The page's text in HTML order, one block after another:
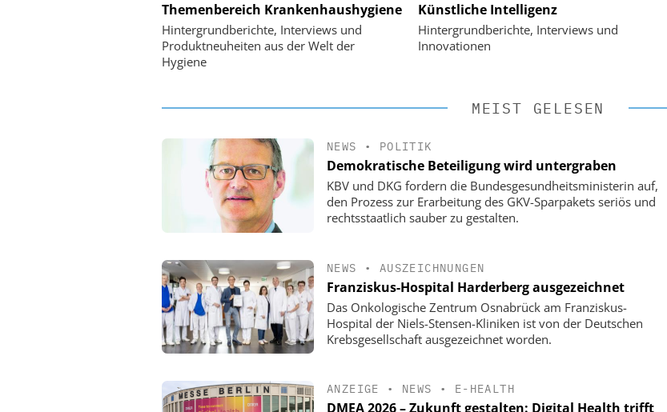
Themenbereich Krankenhaushygiene
Hintergrundberichte, Interviews und
Produktneuheiten aus der Welt der
Hygiene
Künstliche Intelligenz
Hintergrundberichte, Interviews und
Innovationen
Digitalisierung im
Personalmanagement: Von digitaler
Ordnung zur KI-fähigen Steuerung
Digitalisierung im
Personalmanagement: Von digitaler
Ordnung zur KI-fähigen Steuerung
MEIST GELESEN
NEWS • POLITIK
Demokratische Beteiligung wird untergraben
KBV und DKG fordern die Bundesgesundheitsministerin auf,
den Prozess zur Erarbeitung des GKV-Sparpakets seriös und
rechtsstaatlich sauber zu gestalten.
NEWS • AUSZEICHNUNGEN
Franziskus-Hospital Harderberg ausgezeichnet
Das Onkologische Zentrum Osnabrück am Franziskus-
Hospital der Niels-Stensen-Kliniken ist von der Deutschen
Krebsgesellschaft ausgezeichnet worden.
ANZEIGE • NEWS • E-HEALTH
DMEA 2026 – Zukunft gestalten: Digital Health trifft